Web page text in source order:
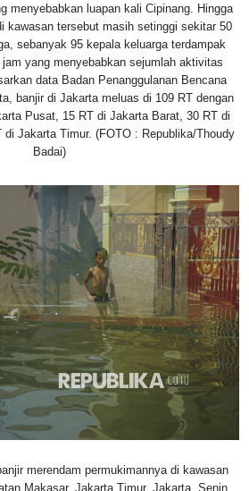
menyebabkan luapan kali Cipinang. Hingga
kawasan tersebut masih setinggi sekitar 50
sebanyak 95 kepala keluarga terdampak
yang menyebabkan sejumlah aktivitas
data Badan Penanggulanan Bencana
banjir di Jakarta meluas di 109 RT dengan
Pusat, 15 RT di Jakarta Barat, 30 RT di
Jakarta Timur. (FOTO : Republika/Thoudy
Badai)
merendam permukimannya di kawasan
Makasar, Jakarta Timur, Jakarta, Senin